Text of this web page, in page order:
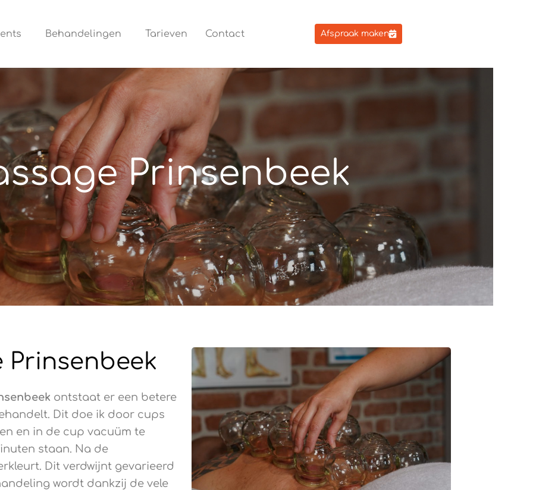
Behandelingen Tarieven Contact Afspraak maken
Prinsenbeek
ontstaat er een betere
Dit doe ik door cups
en in de cup vacuüm te
staan. Na de
Dit verdwijnt gevarieerd
wordt dankzij de vele